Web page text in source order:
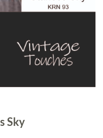
Sky